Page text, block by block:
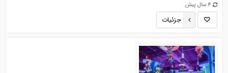
4 سال پیش
جزئیات